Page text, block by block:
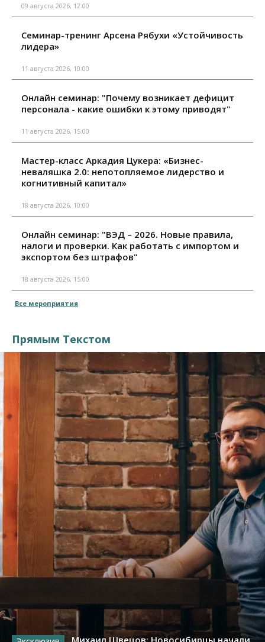
09 августа 2026, 12:00
Семинар-тренинг Арсена Рябухи «Устойчивость
лидера»
11 августа 2026, 10:00
Онлайн семинар: "Почему возникает дефицит
персонала - какие ошибки к этому приводят"
11 августа 2026, 15:00
Мастер-класс Аркадия Цукера: «Бизнес-
неваляшка 2.0: непотопляемое лидерство и
когнитивный капитал»
18 августа 2026, 10:00
Онлайн семинар: "ВЭД – 2026. Новые правила,
налоги и проверки. Как работать с импортом и
экспортом без штрафов"
18 августа 2026, 15:00
Все мероприятия
Прямым Текстом
Михаил Швецов: Новосибирцы начали